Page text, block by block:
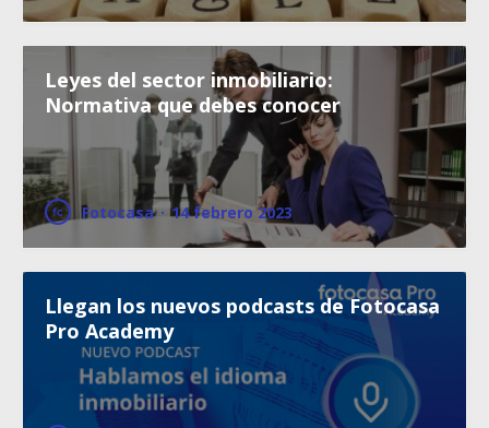
Leyes del sector inmobiliario:
Normativa que debes conocer
Fotocasa · 14 febrero 2023
Llegan los nuevos podcasts de Fotocasa
Pro Academy